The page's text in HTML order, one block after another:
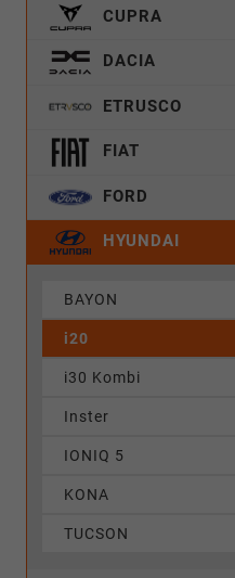
CUPRA
DACIA
ETRUSCO
FIAT
FORD
HYUNDAI
BAYON
i20
i30 Kombi
Inster
IONIQ 5
KONA
TUCSON